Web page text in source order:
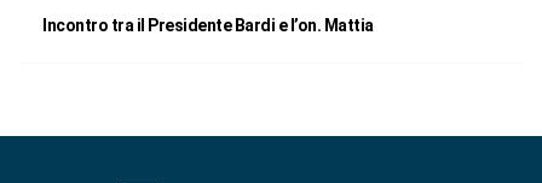
Incontro tra il Presidente Bardi e l’on. Mattia